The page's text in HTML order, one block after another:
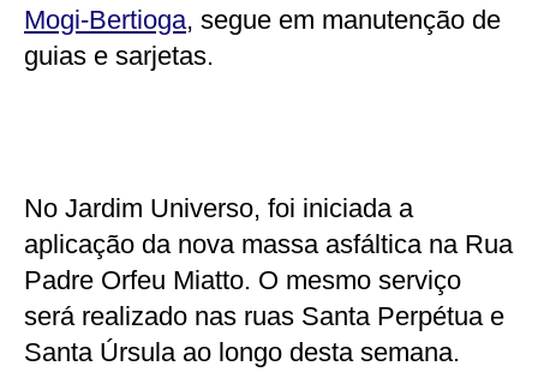
Mogi-Bertioga, segue em manutenção de
guias e sarjetas.
No Jardim Universo, foi iniciada a
aplicação da nova massa asfáltica na Rua
Padre Orfeu Miatto. O mesmo serviço
será realizado nas ruas Santa Perpétua e
Santa Úrsula ao longo desta semana.